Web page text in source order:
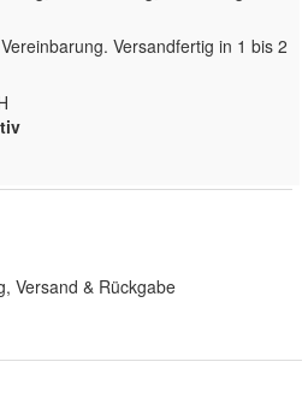
Versandfertig in 1 bis 2
Versand & Rückgabe